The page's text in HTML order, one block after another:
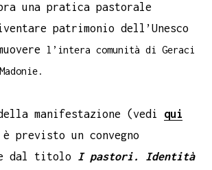
una pratica pastorale
patrimonio dell’Unesco
l’intera comunità di Geraci
manifestazione (vedi qui
previsto un convegno
dal titolo I pastori. Identità